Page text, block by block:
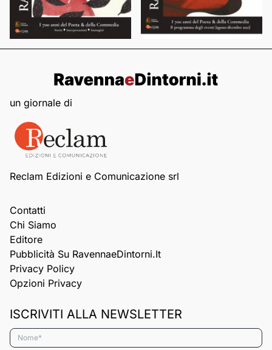
un giornale di
Reclam Edizioni e Comunicazione srl
Contatti
Chi Siamo
Editore
Pubblicità Su RavennaeDintorni.it
Privacy Policy
Opzioni Privacy
ISCRIVITI ALLA NEWSLETTER
Nome*